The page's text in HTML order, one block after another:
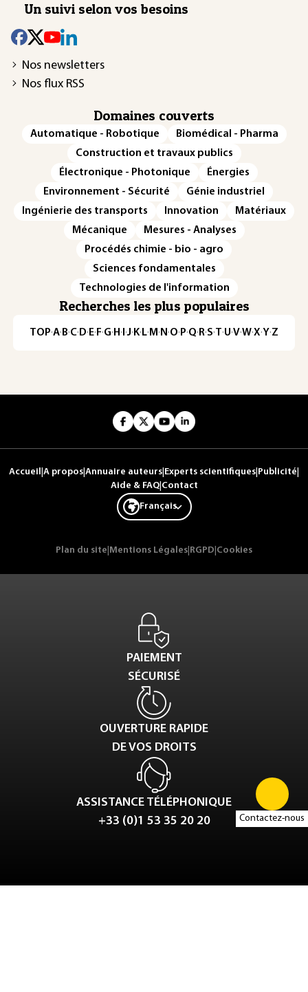
Contactez-nous
Un suivi selon vos besoins
Nos newsletters
Nos flux RSS
Domaines couverts
Automatique - Robotique
Biomédical - Pharma
Construction et travaux publics
Électronique - Photonique
Énergies
Environnement - Sécurité
Génie industriel
Ingénierie des transports
Innovation
Matériaux
Mécanique
Mesures - Analyses
Procédés chimie - bio - agro
Sciences fondamentales
Technologies de l'information
Recherches les plus populaires
TOP·A·B·C·D·E·F·G·H·I·J·K·L·M·N·O·P·Q·R·S·T·U·V·W·X·Y·Z
Accueil A propos Annuaire auteurs Experts scientifiques Publicité
Aide & FAQ| Contact
Français
Plan du site Mentions Légales RGPD Cookies
PAIEMENT
SÉCURISÉ
OUVERTURE RAPIDE
DE VOS DROITS
ASSISTANCE TÉLÉPHONIQUE
+33 (0)1 53 35 20 20